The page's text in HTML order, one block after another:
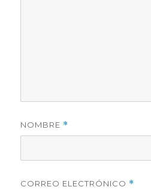
NOMBRE *
CORREO ELECTRÓNICO *